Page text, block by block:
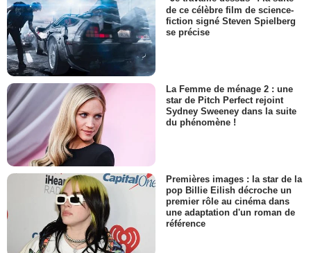
de ce célèbre film de science-
fiction signé Steven Spielberg
se précise
La Femme de ménage 2 : une
star de Pitch Perfect rejoint
Sydney Sweeney dans la suite
du phénomène !
Premières images : la star de la
pop Billie Eilish décroche un
premier rôle au cinéma dans
une adaptation d'un roman de
référence